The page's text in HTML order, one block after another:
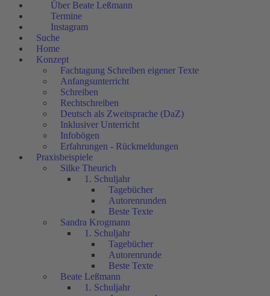
Über Beate Leßmann
Termine
Instagram
Suche
Home
Konzept
Fachtagung Schreiben eigener Texte
Anfangsunterricht
Schreiben
Rechtschreiben
Deutsch als Zweitsprache (DaZ)
Inklusiver Unterricht
Infobögen
Erfahrungen - Rückmeldungen
Praxisbeispiele
Silke Theurich
1. Schuljahr
Tagebücher
Autorenrunden
Beste Texte
Sandra Krogmann
1. Schuljahr
Tagebücher
Autorenrunde
Beste Texte
Beate Leßmann
1. Schuljahr